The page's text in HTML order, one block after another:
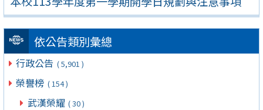
依公告類別彙總
行政公告 ( 5,901 )
榮譽榜 ( 154 )
武漢榮耀 ( 30 )